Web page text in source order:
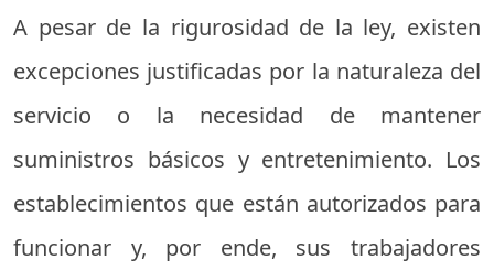
A pesar de la rigurosidad de la ley, existen
excepciones justificadas por la naturaleza del
servicio o la necesidad de mantener
suministros básicos y entretenimiento. Los
establecimientos que están autorizados para
funcionar y, por ende, sus trabajadores